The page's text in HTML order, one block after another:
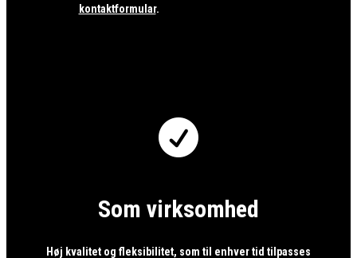
kontaktformular.

Som virksomhed
Høj kvalitet og fleksibilitet, som til enhver tid tilpasses